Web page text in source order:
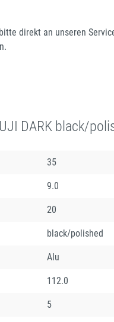
direkt an unseren
DARK black/
35
9.0
20
black/polished
Alu
112.0
5